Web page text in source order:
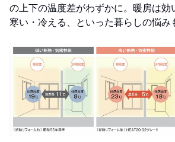
の上下の温度差がわずかに。暖房は効
寒い・冷える、といった暮らしの悩み